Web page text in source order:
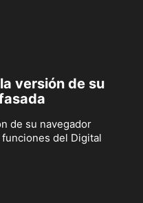
versión de su
de su navegador
del Digital